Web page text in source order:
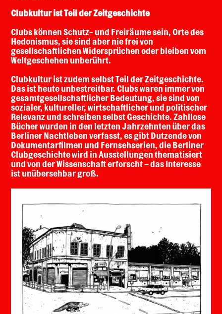
Clubkultur ist Teil der Zeitgeschichte
Clubs können Schutz- und Freiräume sein, Orte des
Hedonismus, sie sind aber nie frei von
gesellschaftlichen Widersprüchen oder bleiben vom
Weltgeschehen unberührt.
Clubkultur ist zudem selbst Teil der Zeitgeschichte.
Das ist heute unbestreitbar. Clubs waren immer von
gesamtgesellschaftlicher Bedeutung, sie sind von
sozialer, kultureller, wirtschaftlicher und politischer
Relevanz und schreiben selbst Geschichte. Zahllose
Bücher wurden in den letzten Jahrzehnten über das
Berliner Nachtleben verfasst, es gibt Dutzende von
Dokumentarfilmen und Fernsehserien, die Berliner
Clubgeschichte wird in Ausstellungen thematisiert
und von der Wissenschaft erforscht – das Interesse
ist unübersehbar groß.